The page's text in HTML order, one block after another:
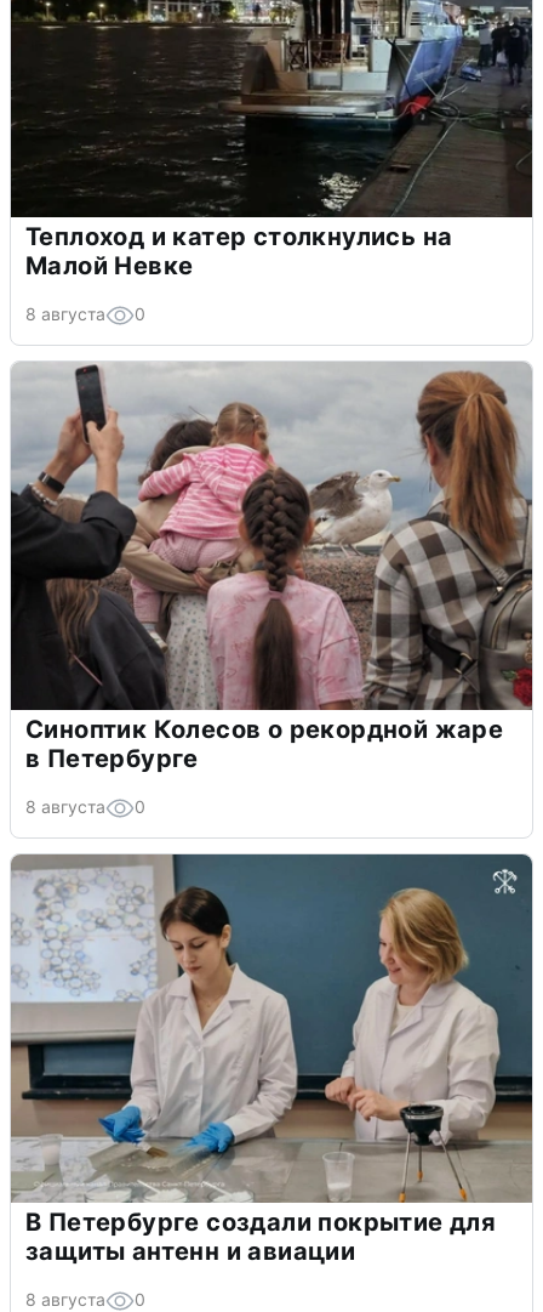
Теплоход и катер столкнулись на
Малой Невке
8 августа 0
Синоптик Колесов о рекордной жаре
в Петербурге
8 августа 0
В Петербурге создали покрытие для
защиты антенн и авиации
8 августа 0